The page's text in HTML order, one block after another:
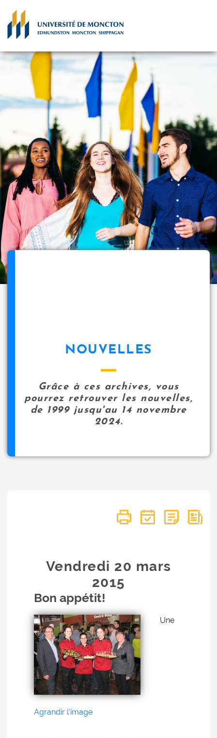
NOUVELLES
Grâce à ces archives, vous
pourrez retrouver les nouvelles,
de 1999 jusqu'au 14 novembre
2024.
Vendredi 20 mars
2015
Bon appétit!
Agrandir l'image
Une